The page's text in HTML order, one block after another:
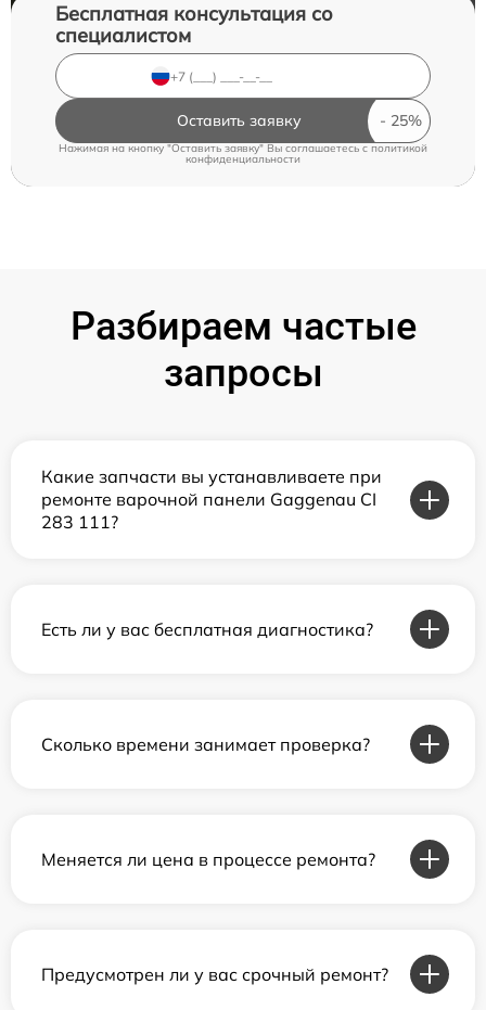
Бесплатная консультация со
специалистом
Оставить заявку
Нажимая на кнопку "Оставить заявку" Вы соглашаетесь cполитикой
конфиденциальности
Разбираем частые
запросы
Какие запчасти вы устанавливаете при
ремонте варочной панели Gaggenau CI
283 111?
Есть ли у вас бесплатная диагностика?
Сколько времени занимает проверка?
Меняется ли цена в процессе ремонта?
Предусмотрен ли у вас срочный ремонт?